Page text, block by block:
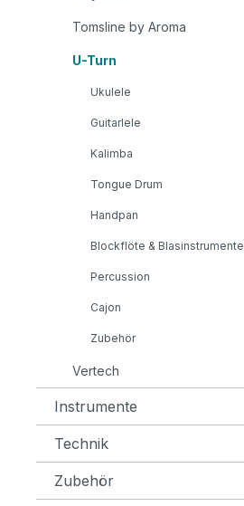
Tomsline by Aroma
U-Turn
Ukulele
Guitarlele
Kalimba
Tongue Drum
Handpan
Blockflöte & Blasinstrumente
Percussion
Cajon
Zubehör
Vertech
Instrumente
Technik
Zubehör